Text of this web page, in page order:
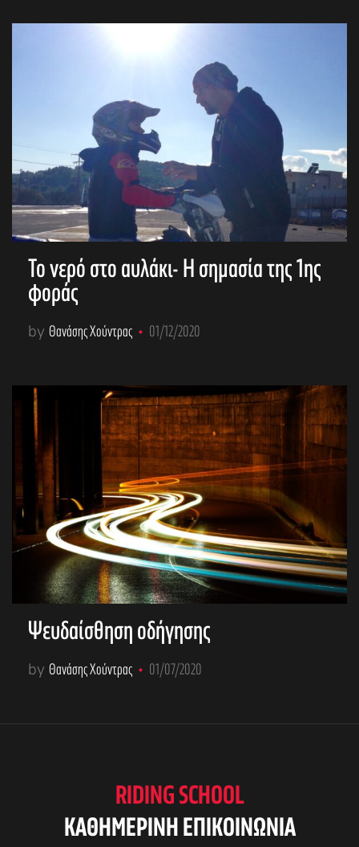
Το νερό στο αυλάκι- Η σημασία της 1ης
φοράς
by Θανάσης Χούντρας 01/12/2020
Ψευδαίσθηση οδήγησης
by Θανάσης Χούντρας 01/07/2020
RIDING SCHOOL
KAΘΗΜΕΡΙΝΗ ΕΠΙΚΟΙΝΩΝΙΑ